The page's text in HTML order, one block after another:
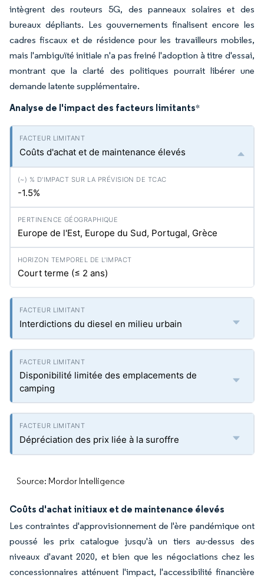
intègrent des routeurs 5G, des panneaux solaires et des
bureaux dépliants. Les gouvernements finalisent encore les
cadres fiscaux et de résidence pour les travailleurs mobiles,
mais l'ambiguïté initiale n'a pas freiné l'adoption à titre d'essai,
montrant que la clarté des politiques pourrait libérer une
demande latente supplémentaire.
Analyse de l'impact des facteurs limitants*
Coûts d'achat et de maintenance élevés
-1.5%
Europe de l'Est, Europe du Sud, Portugal, Grèce
Court terme (≤ 2 ans)
Interdictions du diesel en milieu urbain
Disponibilité limitée des emplacements de
camping
Dépréciation des prix liée à la suroffre
Source: Mordor Intelligence
Coûts d'achat initiaux et de maintenance élevés
Les contraintes d'approvisionnement de l'ère pandémique ont
poussé les prix catalogue jusqu'à un tiers au-dessus des
niveaux d'avant 2020, et bien que les négociations chez les
concessionnaires atténuent l'impact, l'accessibilité financière